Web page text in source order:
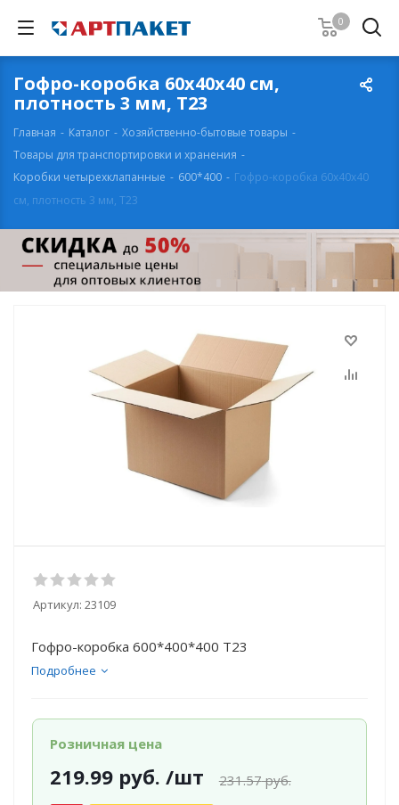
0
Гофро-коробка 60х40х40 см,
плотность 3 мм, Т23
Главная - Каталог - Хозяйственно-бытовые товары -
Товары для транспортировки и хранения -
Коробки четырехклапанные - 600*400 - Гофро-коробка 60х40х40
см, плотность 3 мм, Т23
Артикул: 23109
Гофро-коробка 600*400*400 Т23
Подробнее
Розничная цена
219.99руб. /шт 231.57руб.